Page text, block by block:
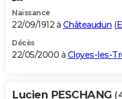
Naissance
22/09/1912 à Châteaudun (
Décès
22/05/2000 à Cloyes-les-
Lucien PESCHANG